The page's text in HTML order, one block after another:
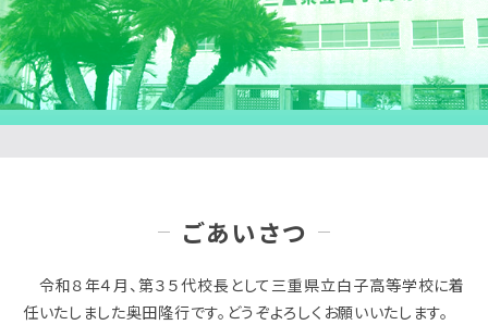
ごあいさつ
令和８年４月、第３５代校長として三重県立白子高等学校に着
任いたしました奥田隆行です。どうぞよろしくお願いいたします。